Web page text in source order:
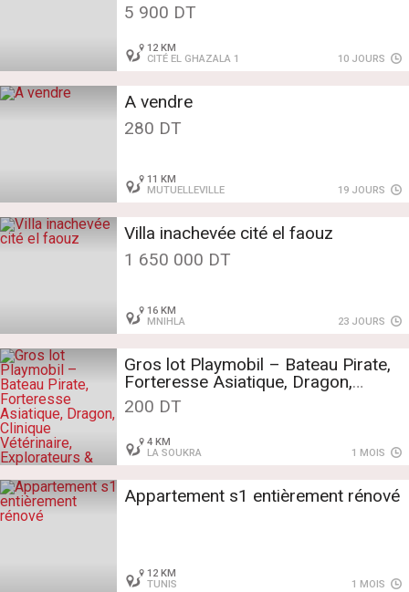
5 900 DT
12 KM
CITÉ EL GHAZALA 1
10 JOURS
A vendre
280 DT
11 KM
MUTUELLEVILLE
19 JOURS
Villa inachevée cité el faouz
1 650 000 DT
16 KM
MNIHLA
23 JOURS
Gros lot Playmobil – Bateau Pirate,
Forteresse Asiatique, Dragon,
Clinique Vétérinaire, Explorateurs &
Dinosaures
200 DT
4 KM
LA SOUKRA
1 MOIS
Appartement s1 entièrement rénové
12 KM
TUNIS
1 MOIS